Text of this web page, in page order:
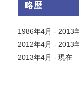
略歴
1986年4月 - 2013
2012年4月 - 2013
2013年4月 - 現在